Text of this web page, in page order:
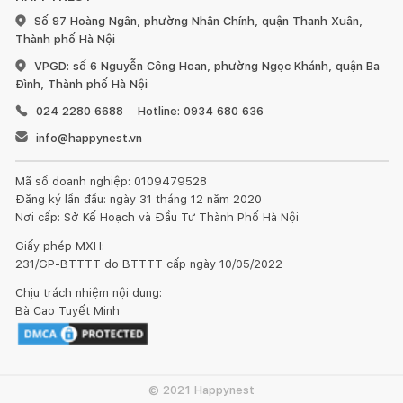
bởi
JYSK – Nhà cung cấp giải pháp trang trí và nội thất
phẩm gia dụng với đa dạng chủng loại, chất liệu, mẫu mã để
bạn có thể lựa chọn được sản phẩm phù hợp với nhu cầu. Với
hệ thống chuỗi cửa hàng cùng kênh bán hàng online vận hành
ổn định, đội ngũ chăm sóc khách hàng thân thiện, JYSK sẽ
giúp bạn hài lòng và yên tâm khi mua sắm.
Số 97 Hoàng Ngân, phường Nhân Chính, quận Thanh Xuân,
Thành phố Hà Nội
VPGD: số 6 Nguyễn Công Hoan, phường Ngọc Khánh, quận Ba
Đình, Thành phố Hà Nội
024 2280 6688
Hotline: 0934 680 636
info@happynest.vn
Mã số doanh nghiệp: 0109479528
Đăng ký lần đầu: ngày 31 tháng 12 năm 2020
Nơi cấp: Sở Kế Hoạch và Đầu Tư Thành Phố Hà Nội
Giấy phép MXH:
231/GP-BTTTT do BTTTT cấp ngày 10/05/2022
Chịu trách nhiệm nội dung:
Bà Cao Tuyết Minh
© 2021 Happynest